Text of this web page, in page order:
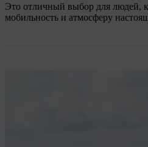
Это отличный выбор для людей,
мобильность и атмосферу